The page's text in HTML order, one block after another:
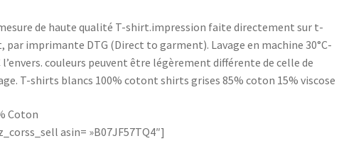
de haute qualité T-shirt.impression faite directement sur t-
par imprimante DTG (Direct to garment). Lavage en machine 30°C-
l’envers. couleurs peuvent être légèrement différente de celle de
T-shirts blancs 100% cotont shirts grises 85% coton 15% viscose
Coton
asin= »B07JF57TQ4″]